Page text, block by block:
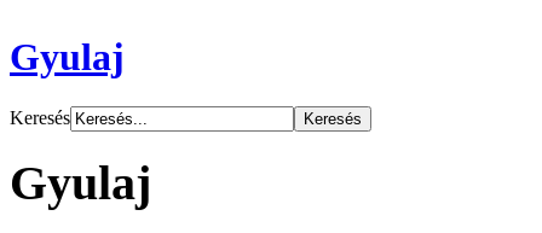
Gyulaj
Keresés
Gyulaj